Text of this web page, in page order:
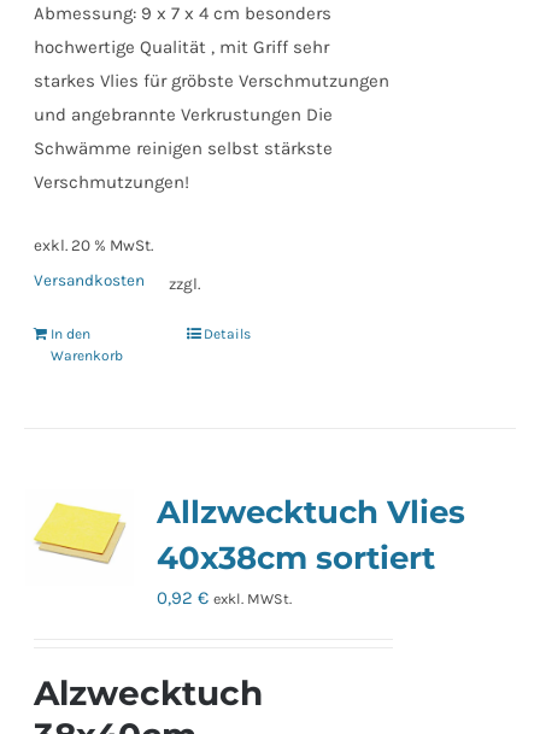
Abmessung: 9 x 7 x 4 cm besonders
hochwertige Qualität , mit Griff sehr
starkes Vlies für gröbste Verschmutzungen
und angebrannte Verkrustungen Die
Schwämme reinigen selbst stärkste
Verschmutzungen!
exkl. 20 % MwSt.
zzgl.
Versandkosten
In den
Warenkorb
Details
Allzwecktuch Vlies
40x38cm sortiert
0,92€ exkl. MWSt.
Alzwecktuch